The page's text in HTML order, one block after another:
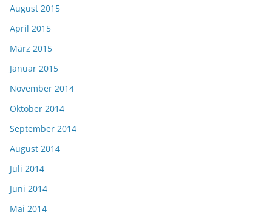
August 2015
April 2015
März 2015
Januar 2015
November 2014
Oktober 2014
September 2014
August 2014
Juli 2014
Juni 2014
Mai 2014